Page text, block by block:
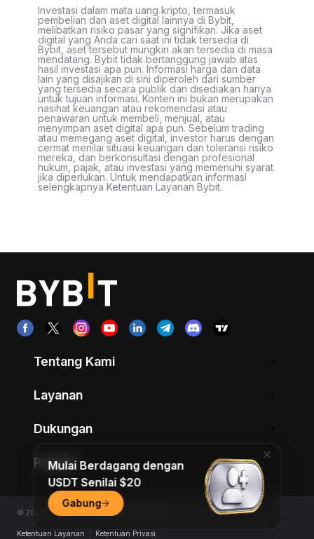
Investasi dalam mata uang kripto, termasuk
pembelian dan aset digital lainnya di Bybit,
melibatkan risiko pasar yang signifikan. Jika aset
digital yang Anda cari saat ini tidak tersedia di
Bybit, aset tersebut mungkin akan tersedia di masa
mendatang. Bybit tidak bertanggung jawab atas
hasil investasi apa pun. Informasi harga dan data
lain yang disajikan di sini diperoleh dari sumber
yang tersedia secara publik dan disediakan hanya
untuk tujuan informasi. Konten ini bukan merupakan
nasihat keuangan atau rekomendasi atau
penawaran untuk membeli, menjual, atau
menyimpan aset digital apa pun. Sebelum trading
atau memegang aset digital, investor harus dengan
cermat menilai situasi keuangan dan toleransi risiko
mereka, dan berkonsultasi dengan profesional
hukum, pajak, atau investasi yang memenuhi syarat
jika diperlukan. Untuk mendapatkan informasi
selengkapnya Ketentuan Layanan Bybit.
Tentang Kami
Layanan
Dukungan
Produk
© 2018-2026 Bybit.com. All rights reserved.
Ketentuan Layanan Ketentuan Privasi
Mulai Berdagang dengan
USDT Senilai $20
Gabung